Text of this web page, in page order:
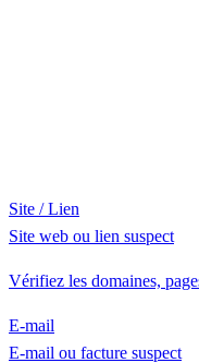
Site / Lien
Site web ou lien suspect
Vérifiez les domaines,
E-mail
E-mail ou facture suspect